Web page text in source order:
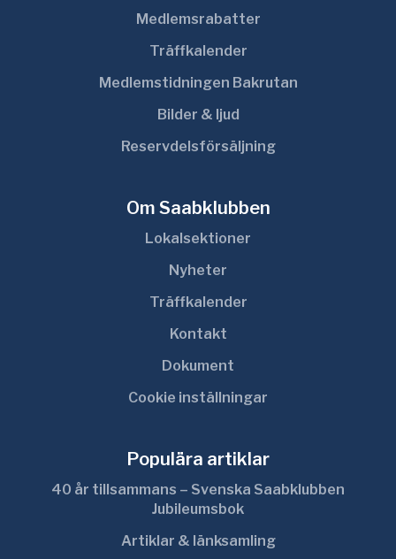
Medlemsrabatter
Träffkalender
Medlemstidningen Bakrutan
Bilder & ljud
Reservdelsförsäljning
Om Saabklubben
Lokalsektioner
Nyheter
Träffkalender
Kontakt
Dokument
Cookie inställningar
Populära artiklar
40 år tillsammans – Svenska Saabklubben
Jubileumsbok
Artiklar & länksamling